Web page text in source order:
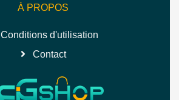
À PROPOS
Conditions d'utilisation
Contact